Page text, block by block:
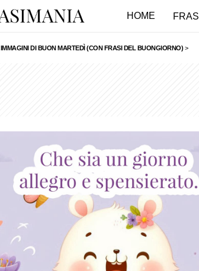
HOME FRASI
IMMAGINI DI BUON MARTEDÌ (CON FRASI DEL BUONGIORNO) >